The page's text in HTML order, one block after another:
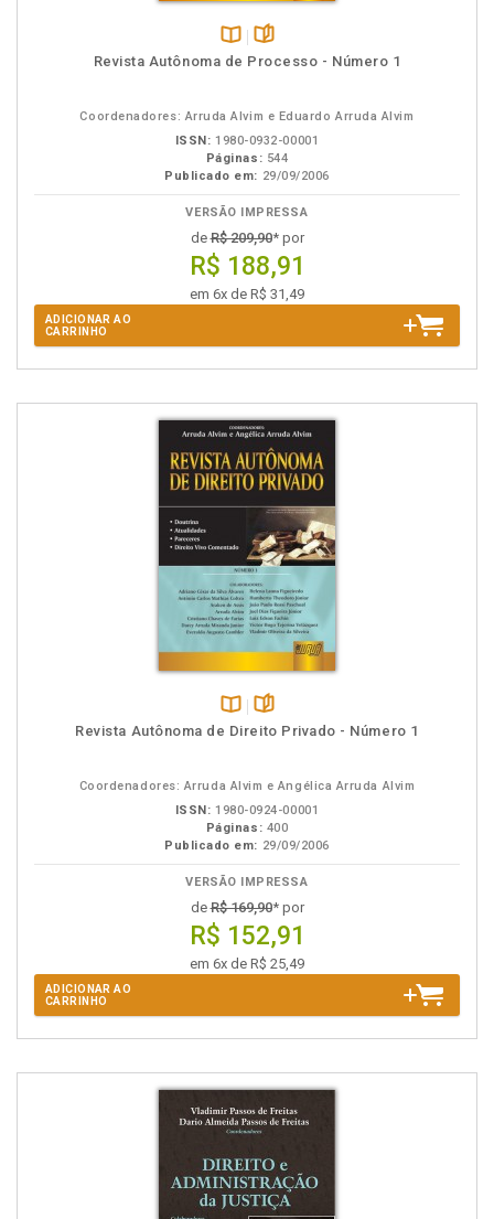
Disponível
páginas
Revista Autônoma de Processo - Número 1
Coordenadores: Arruda Alvim e Eduardo Arruda Alvim
ISSN: 1980-0932-00001
Páginas: 544
Publicado em: 29/09/2006
VERSÃO IMPRESSA
deR$ 209,90* por
R$ 188,91
em 6x de R$ 31,49
ADICIONAR AO
CARRINHO
Disponível
páginas
Revista Autônoma de Direito Privado - Número 1
Coordenadores: Arruda Alvim e Angélica Arruda Alvim
ISSN: 1980-0924-00001
Páginas: 400
Publicado em: 29/09/2006
VERSÃO IMPRESSA
deR$ 169,90* por
R$ 152,91
em 6x de R$ 25,49
ADICIONAR AO
CARRINHO